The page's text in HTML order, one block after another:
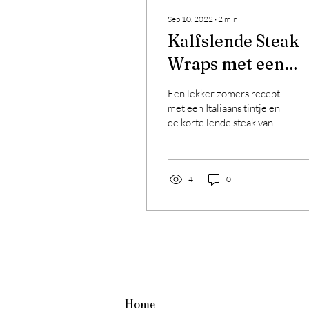
Sep 10, 2022 ∙ 2 min
Kalfslende Steak
Wraps met een
Italiaans tintje
Een lekker zomers recept
met een Italiaans tintje en
de korte lende steak van
4 0
Home